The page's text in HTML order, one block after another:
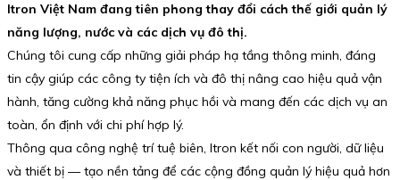
Itron Việt Nam đang tiên phong thay đổi cách thế giới quản lý
năng lượng, nước và các dịch vụ đô thị.
Chúng tôi cung cấp những giải pháp hạ tầng thông minh, đáng
tin cậy giúp các công ty tiện ích và đô thị nâng cao hiệu quả vận
hành, tăng cường khả năng phục hồi và mang đến các dịch vụ an
toàn, ổn định với chi phí hợp lý.
Thông qua công nghệ trí tuệ biên, Itron kết nối con người, dữ liệu
và thiết bị — tạo nền tảng để các cộng đồng quản lý hiệu quả hơn